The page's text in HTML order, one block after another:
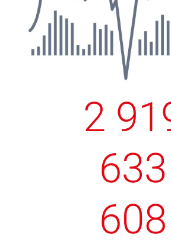
2
634
609